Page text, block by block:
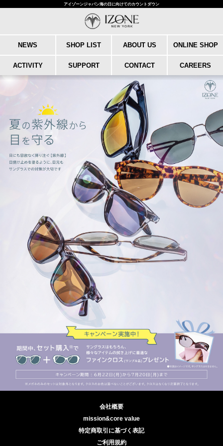
アイゾーンジャパン海の日に向けてのカウントダウン
NEWS SHOP LIST ABOUT US ONLINE SHOP
ACTIVITY SUPPORT CONTACT CAREERS
会社概要
mission&core value
特定商取引に基づく表記
ご利用規約